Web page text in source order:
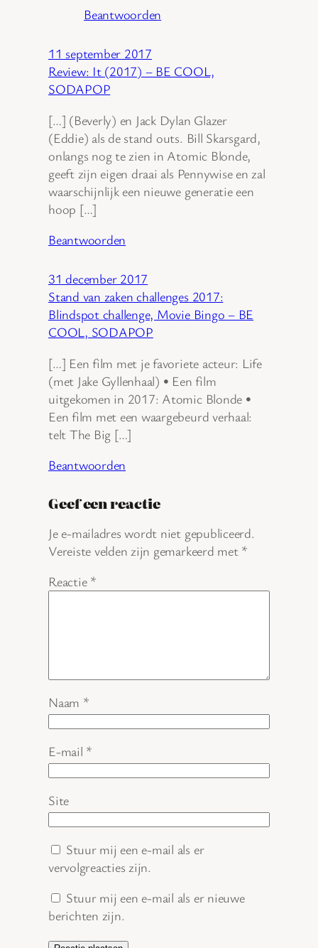
Beantwoorden
11 september 2017
Review: It (2017) – BE COOL,
SODAPOP
[…] (Beverly) en Jack Dylan Glazer
(Eddie) als de stand outs. Bill Skarsgard,
onlangs nog te zien in Atomic Blonde,
geeft zijn eigen draai als Pennywise en zal
waarschijnlijk een nieuwe generatie een
hoop […]
Beantwoorden
31 december 2017
Stand van zaken challenges 2017:
Blindspot challenge, Movie Bingo – BE
COOL, SODAPOP
[…] Een film met je favoriete acteur: Life
(met Jake Gyllenhaal) • Een film
uitgekomen in 2017: Atomic Blonde •
Een film met een waargebeurd verhaal:
telt The Big […]
Beantwoorden
Geef een reactie
Je e-mailadres wordt niet gepubliceerd.
Vereiste velden zijn gemarkeerd met *
Reactie *
Naam *
E-mail *
Site
Stuur mij een e-mail als er
vervolgreacties zijn.
Stuur mij een e-mail als er nieuwe
berichten zijn.